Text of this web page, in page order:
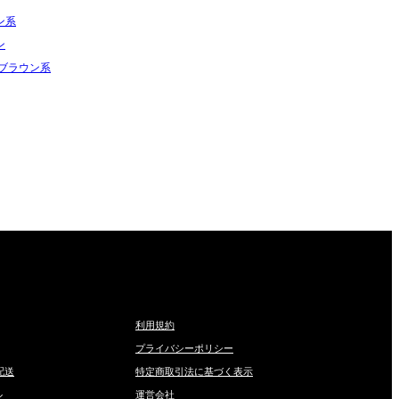
系
ラウン系
送
利用規約
プライバシーポリシー
特定商取引法に基づく表示
運営会社